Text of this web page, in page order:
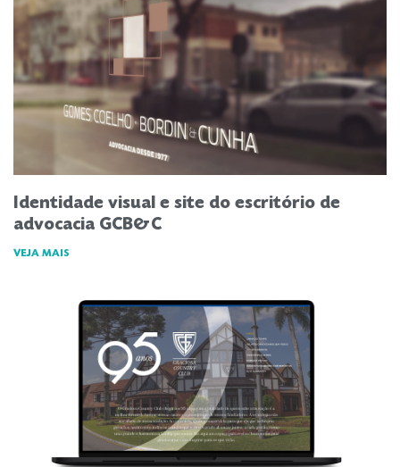
Identidade visual e site do escritório de
advocacia GCB&C
VEJA MAIS